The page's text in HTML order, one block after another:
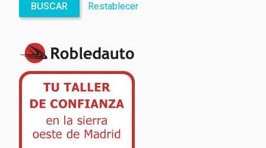
BUSCAR Restablecer